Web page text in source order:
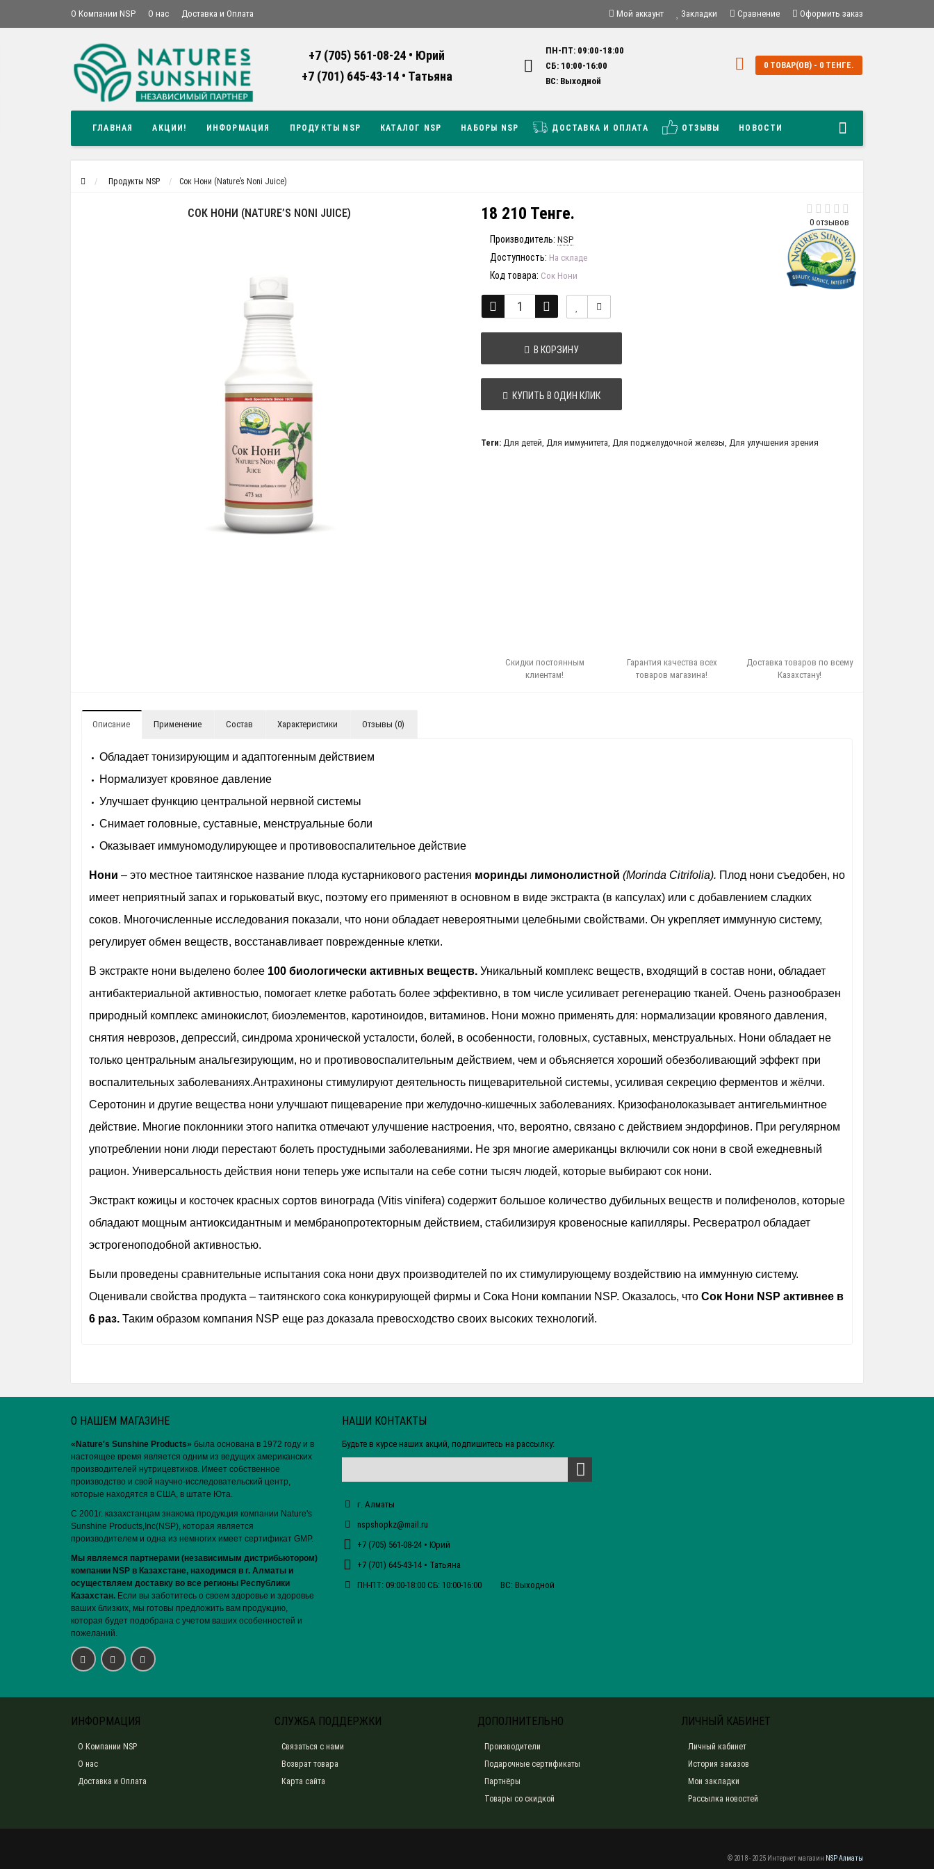
О Компании NSP О нас Доставка и Оплата Мой аккаунт Закладки Сравнение Оформить заказ
+7 (705) 561-08-24 • Юрий
+7 (701) 645-43-14 • Татьяна
ПН-ПТ: 09:00-18:00
СБ: 10:00-16:00
ВС: Выходной
0 ТОВАР(ОВ) - 0 ТЕНГЕ.
ГЛАВНАЯ АКЦИИ! ИНФОРМАЦИЯ ПРОДУКТЫ NSP КАТАЛОГ NSP НАБОРЫ NSP ДОСТАВКА И ОПЛАТА ОТЗЫВЫ НОВОСТИ
Продукты NSP Сок Нони (Nature’s Noni Juice)
СОК НОНИ (NATURE’S NONI JUICE)
0 отзывов
18 210 Тенге.
Производитель: NSP
Доступность: На складе
Код товара: Сок Нони
В КОРЗИНУ
КУПИТЬ В ОДИН КЛИК
Теги: Для детей, Для иммунитета, Для поджелудочной железы, Для улучшения зрения
Скидки постоянным
клиентам!
Гарантия качества всех
товаров магазина!
Доставка товаров по всему
Казахстану!
Описание Применение Состав Характеристики Отзывы (0)
Обладает тонизирующим и адаптогенным действием
Нормализует кровяное давление
Улучшает функцию центральной нервной системы
Снимает головные, суставные, менструальные боли
Оказывает иммуномодулирующее и противовоспалительное действие
Нони – это местное таитянское название плода кустарникового растения моринды лимонолистной (Morinda Citrifolia). Плод нони съедобен, но
имеет неприятный запах и горьковатый вкус, поэтому его применяют в основном в виде экстракта (в капсулах) или с добавлением сладких
соков. Многочисленные исследования показали, что нони обладает невероятными целебными свойствами. Он укрепляет иммунную систему,
регулирует обмен веществ, восстанавливает поврежденные клетки.
В экстракте нони выделено более 100 биологически активных веществ. Уникальный комплекс веществ, входящий в состав нони, обладает
антибактериальной активностью, помогает клетке работать более эффективно, в том числе усиливает регенерацию тканей. Очень разнообразен
природный комплекс аминокислот, биоэлементов, каротиноидов, витаминов. Нони можно применять для: нормализации кровяного давления,
снятия неврозов, депрессий, синдрома хронической усталости, болей, в особенности, головных, суставных, менструальных. Нони обладает не
только центральным анальгезирующим, но и противовоспалительным действием, чем и объясняется хороший обезболивающий эффект при
воспалительных заболеваниях.Антрахиноны стимулируют деятельность пищеварительной системы, усиливая секрецию ферментов и жёлчи.
Серотонин и другие вещества нони улучшают пищеварение при желудочно-кишечных заболеваниях. Кризофанолоказывает антигельминтное
действие. Многие поклонники этого напитка отмечают улучшение настроения, что, вероятно, связано с действием эндорфинов. При регулярном
употреблении нони люди перестают болеть простудными заболеваниями. Не зря многие американцы включили сок нони в свой ежедневный
рацион. Универсальность действия нони теперь уже испытали на себе сотни тысяч людей, которые выбирают сок нони.
Экстракт кожицы и косточек красных сортов винограда (Vitis vinifera) содержит большое количество дубильных веществ и полифенолов, которые
обладают мощным антиоксидантным и мембранопротекторным действием, стабилизируя кровеносные капилляры. Ресвератрол обладает
эстрогеноподобной активностью.
Были проведены сравнительные испытания сока нони двух производителей по их стимулирующему воздействию на иммунную систему.
Оценивали свойства продукта – таитянского сока конкурирующей фирмы и Сока Нони компании NSP. Оказалось, что Сок Нони NSP активнее в
6 раз. Таким образом компания NSP еще раз доказала превосходство своих высоких технологий.
О НАШЕМ МАГАЗИНЕ
«Nature′s Sunshine Products» была основана в 1972 году и в
настоящее время является одним из ведущих американских
производителей нутрицевтиков. Имеет собственное
производство и свой научно-исследовательский центр,
которые находятся в США, в штате Юта.
С 2001г. казахстанцам знакома продукция компании Nature's
Sunshine Products,Inc(NSP), которая является
производителем и одна из немногих имеет сертификат GMP.
Мы являемся партнерами (независимым дистрибьютором)
компании NSP в Казахстане, находимся в г. Алматы и
осуществляем доставку во все регионы Республики
Казахстан. Если вы заботитесь о своем здоровье и здоровье
ваших близких, мы готовы предложить вам продукцию,
которая будет подобрана с учетом ваших особенностей и
пожеланий.
НАШИ КОНТАКТЫ
Будьте в курсе наших акций, подпишитесь на рассылку:
г. Алматы
nspshopkz@mail.ru
+7 (705) 561-08-24 • Юрий
+7 (701) 645-43-14 • Татьяна
ПН-ПТ: 09:00-18:00 СБ: 10:00-16:00 ВС: Выходной
ИНФОРМАЦИЯ
О Компании NSP
О нас
Доставка и Оплата
СЛУЖБА ПОДДЕРЖКИ
Связаться с нами
Возврат товара
Карта сайта
ДОПОЛНИТЕЛЬНО
Производители
Подарочные сертификаты
Партнёры
Товары со скидкой
ЛИЧНЫЙ КАБИНЕТ
Личный кабинет
История заказов
Мои закладки
Рассылка новостей
© 2018 - 2025 Интернет магазин NSP Алматы